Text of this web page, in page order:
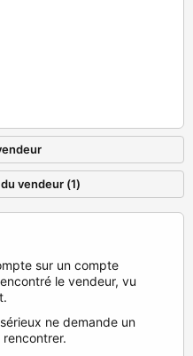
vendeur (1)
sur un compte
le vendeur, vu
ne demande un